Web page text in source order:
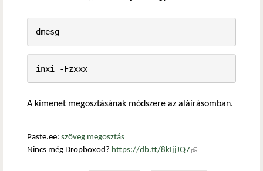
dmesg
inxi -Fzxxx
A kimenet megosztásának módszere az aláírásomban.
Paste.ee: szöveg megosztás
Nincs még Dropboxod? https://db.tt/8kIjjJQ7 (külső